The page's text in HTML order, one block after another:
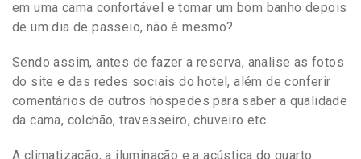
em uma cama confortável e tomar um bom banho depois
de um dia de passeio, não é mesmo?
Sendo assim, antes de fazer a reserva, analise as fotos
do site e das redes sociais do hotel, além de conferir
comentários de outros hóspedes para saber a qualidade
da cama, colchão, travesseiro, chuveiro etc.
A climatização, a iluminação e a acústica do quarto